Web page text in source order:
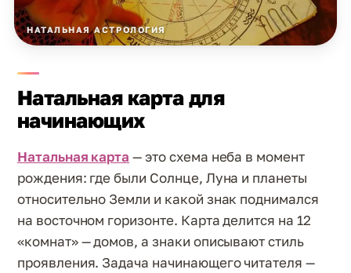
НАТАЛЬНАЯ АСТРОЛОГИЯ
Натальная карта для
начинающих
Натальная карта — это схема неба в момент
рождения: где были Солнце, Луна и планеты
относительно Земли и какой знак поднимался
на восточном горизонте. Карта делится на 12
«комнат» — домов, а знаки описывают стиль
проявления. Задача начинающего читателя —